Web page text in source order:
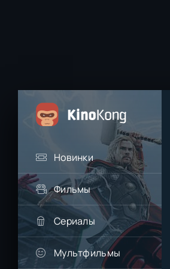
Новинки
Фильмы
Сериалы
Мультфильмы